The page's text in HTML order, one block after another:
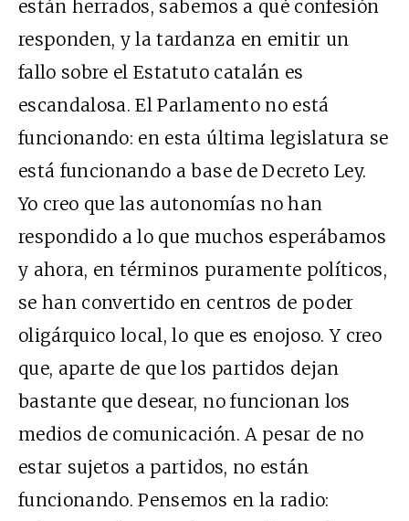
están herrados, sabemos a qué confesión
responden, y la tardanza en emitir un
fallo sobre el Estatuto catalán es
escandalosa. El Parlamento no está
funcionando: en esta última legislatura se
está funcionando a base de Decreto Ley.
Yo creo que las autonomías no han
respondido a lo que muchos esperábamos
y ahora, en términos puramente políticos,
se han convertido en centros de poder
oligárquico local, lo que es enojoso. Y creo
que, aparte de que los partidos dejan
bastante que desear, no funcionan los
medios de comunicación. A pesar de no
estar sujetos a partidos, no están
funcionando. Pensemos en la radio: